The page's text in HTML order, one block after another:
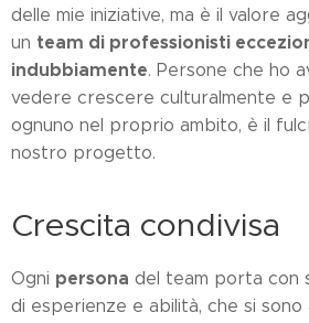
delle mie iniziative, ma è il valore
un team di professionisti
indubbiamente. Persone che ho
vedere crescere culturalmente e
ognuno nel proprio ambito, è il
nostro progetto.
Crescita condivisa
Ogni persona del team porta con
di esperienze e abilità, che si